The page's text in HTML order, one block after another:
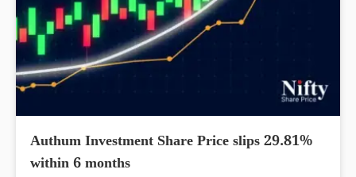
Authum Investment Share Price slips 29.81%
within 6 months